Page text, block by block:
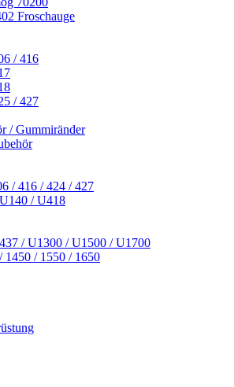
Froschauge
/ 416
/ 427
/ Gummiränder
/ 416 / 424 / 427
/ U418
/ U1300 / U1500 / U1700
1450 / 1550 / 1650